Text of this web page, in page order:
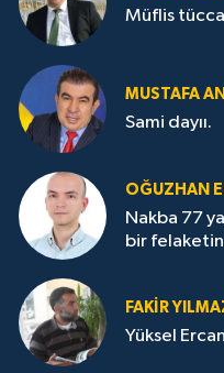
Müflis
MUSTAFA
Sami dayıı.
OĞUZHAN
Nakba 77
bir
FAKİR
Yüksel